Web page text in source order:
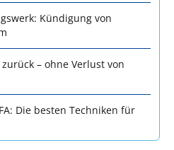
Kündigung von
– ohne Verlust von
Die besten Techniken für